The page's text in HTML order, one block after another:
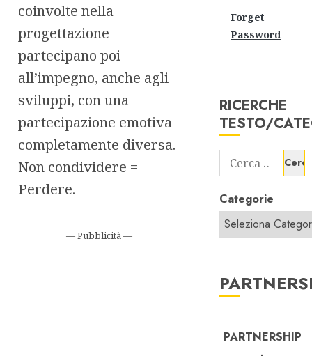
coinvolte nella
progettazione
partecipano poi
all’impegno, anche agli
sviluppi, con una
partecipazione emotiva
completamente diversa.
Non condividere =
Perdere.
— Pubblicità —
Forget
Password
RICERCHE
TESTO/
Ricerca
per:
Categorie
PARTNERSHIP